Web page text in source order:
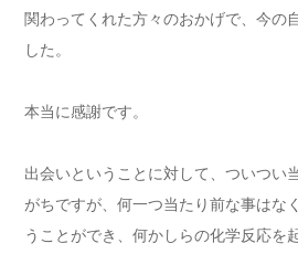
関わってくれた方々のおかげで、今の
した。
本当に感謝です。
出会いということに対して、ついつい
がちですが、何一つ当たり前な事はな
うことができ、何かしらの化学反応を